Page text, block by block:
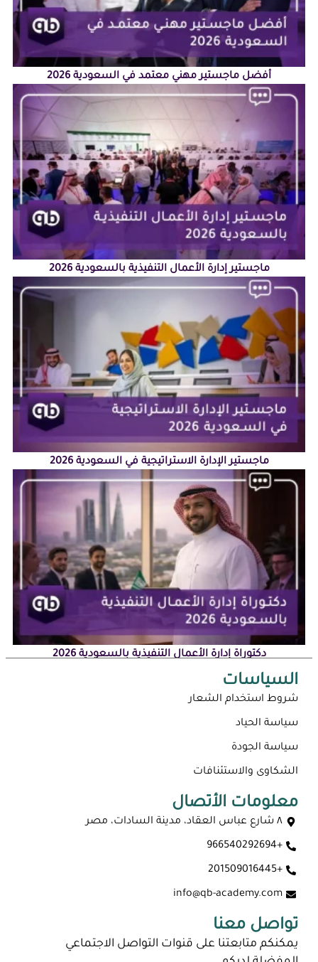
أفضل ماجستير مهني معتمد في السعودية 2026
ماجستير إدارة الأعمال التنفيذية بالسعودية 2026
ماجستير الإدارة الاستراتيجية في السعودية 2026
دكتوراة إدارة الأعمال التنفيذية بالسعودية 2026
ماجستير عن بعد معتمد في السعودية 2026
السياسات
شروط استخدام الشعار
سياسة الحياد
سياسة الجودة
الشكاوى والاستئنافات
معلومات الأتصال
٨ شارع عباس العقاد، مدينة السادات، مصر
+966540292694
+201509016445
info@qb-academy.com
تواصل معنا
يمكنكم متابعتنا على قنوات التواصل الاجتماعي